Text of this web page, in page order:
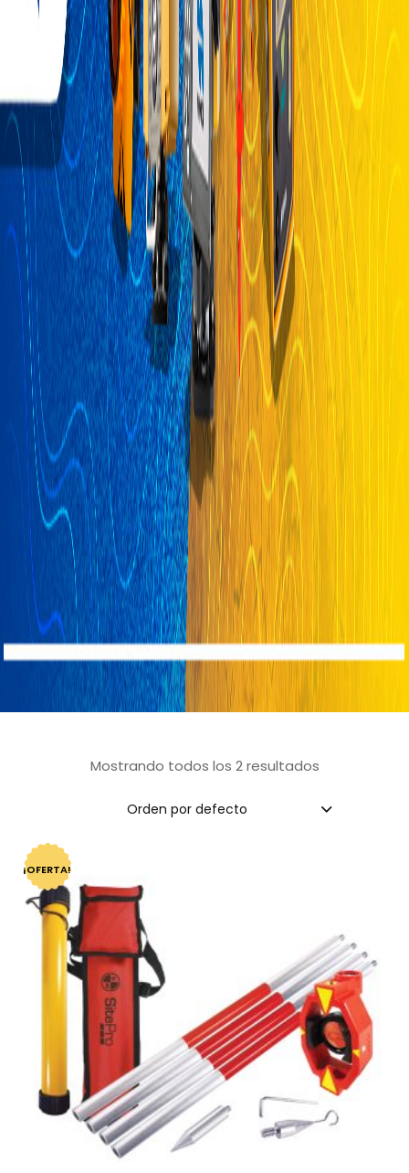
Mostrando todos los 2 resultados
Orden por defecto
¡OFERTA!